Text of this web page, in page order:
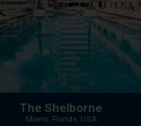
The Shelborne
Miami, Floride, USA